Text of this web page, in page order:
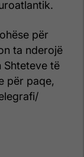
për
ta nderojë
Shteteve të
për paqe,